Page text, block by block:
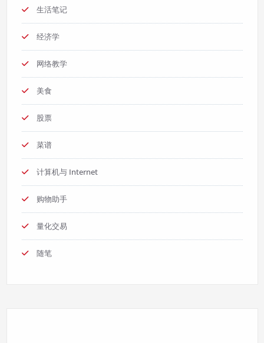
生活笔记
经济学
网络教学
美食
股票
菜谱
计算机与 Internet
购物助手
量化交易
随笔